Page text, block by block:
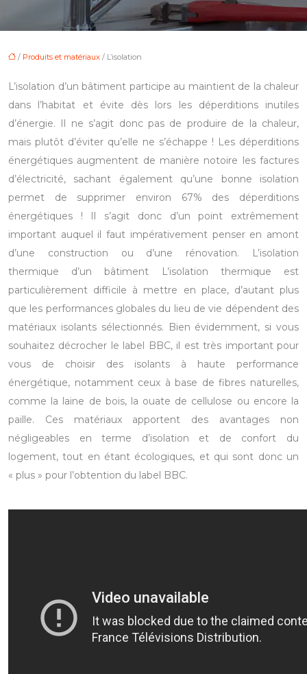
/ Produits et matériaux / L’isolation
L’isolation d’un bâtiment participe au maintient de la chaleur
dans l’habitat et évite dès lors les déperditions inutiles
d’énergie. Il ne s’agit donc pas de produire de la chaleur,
mais plutôt d’éviter qu’elle ne s’échappe ! Les déperditions
énergétiques augmentent de manière notoire les factures
d’électricité, sachant également qu’une bonne isolation
permet de supprimer environ 67% des déperditions
énergétiques ! Il s’agit donc d’un point extrêmement
important auquel il faut impérativement penser en amont
d’une construction ou d’une rénovation. L’isolation
thermique d’un bâtiment L’isolation thermique est
particulièrement difficile à mettre en place, d’autant plus
que les performances globales du lieu de vie dépendent des
matériaux isolants sélectionnés. Bien évidemment, si vous
souhaitez décrocher le label BBC, il est très important pour
vous de choisir des isolants à haute performance
énergétique, notamment ceux à base de fibres naturelles,
comme la laine de bois, la ouate de cellulose ou encore la
paille. Ces matériaux apportent des avantages non
négligeables en terme d’isolation et de confort du
logement, tout en étant écologiques, et qui sont donc un
« plus » pour l’obtention du label BBC.